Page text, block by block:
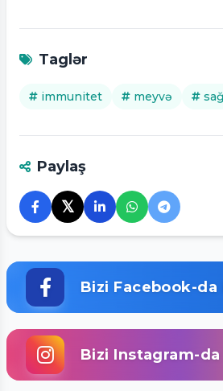
Taglər
immunitet meyvə
Paylaş
𝕏
Bizi Facebook-da
Bizi Instagram-